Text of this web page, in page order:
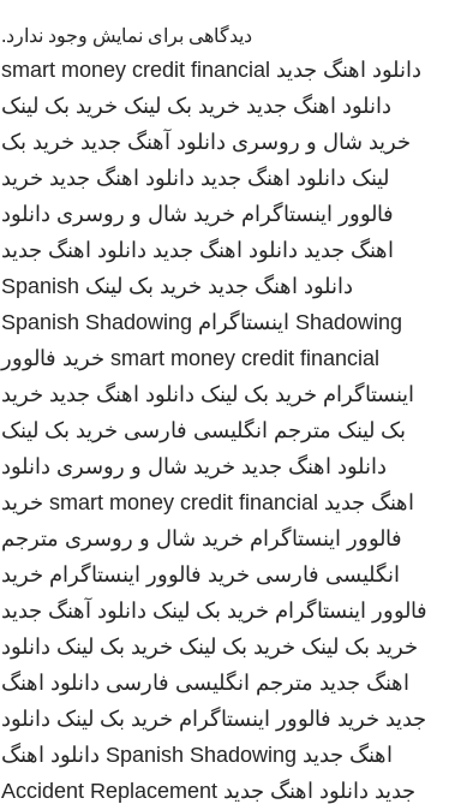
دیدگاهی برای نمایش وجود ندارد.
دانلود اهنگ جدید smart money credit financial
دانلود اهنگ جدید خرید بک لینک خرید بک لینک
خرید شال و روسری دانلود آهنگ جدید خرید بک
لینک دانلود اهنگ جدید دانلود اهنگ جدید خرید
فالوور اینستاگرام خرید شال و روسری دانلود
اهنگ جدید دانلود اهنگ جدید دانلود اهنگ جدید
دانلود اهنگ جدید خرید بک لینک Spanish
Shadowing اینستاگرام Spanish Shadowing
smart money credit financial خرید فالوور
اینستاگرام خرید بک لینک دانلود اهنگ جدید خرید
بک لینک مترجم انگلیسی فارسی خرید بک لینک
دانلود اهنگ جدید خرید شال و روسری دانلود
اهنگ جدید smart money credit financial خرید
فالوور اینستاگرام خرید شال و روسری مترجم
انگلیسی فارسی خرید فالوور اینستاگرام خرید
فالوور اینستاگرام خرید بک لینک دانلود آهنگ جدید
خرید بک لینک خرید بک لینک خرید بک لینک دانلود
اهنگ جدید مترجم انگلیسی فارسی دانلود اهنگ
جدید خرید فالوور اینستاگرام خرید بک لینک دانلود
اهنگ جدید Spanish Shadowing دانلود اهنگ
جدید دانلود اهنگ جدید Accident Replacement